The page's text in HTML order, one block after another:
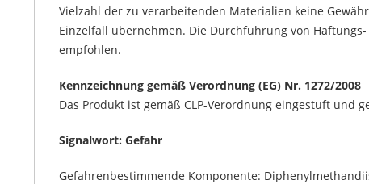
Vielzahl der zu verarbeitenden Materialien keine
Einzelfall übernehmen. Die Durchführung von
empfohlen.
Kennzeichnung gemäß Verordnung (EG) Nr. 1272/2008
Das Produkt ist gemäß CLP-Verordnung eingestuft und
Signalwort: Gefahr
Gefahrenbestimmende Komponente: